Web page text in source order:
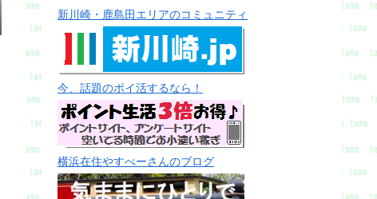
新川崎・鹿島田エリアのコミュニティ
今、話題のポイ活するなら！
横浜在住やすべーさんのブログ